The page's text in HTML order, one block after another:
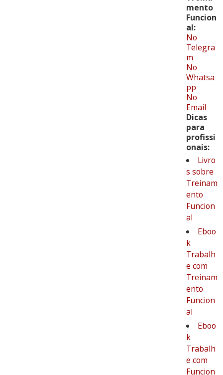
mento
Funcion
al:
No
Telegra
m
No
Whatsa
pp
No
Email
Dicas
para
profissi
onais:
Livro
s sobre
Treinam
ento
Funcion
al
Eboo
k
Trabalh
e com
Treinam
ento
Funcion
al
Eboo
k
Trabalh
e com
Funcion